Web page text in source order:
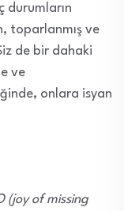
durumların
toparlanmış ve
de bir dahaki
ve
onlara isyan
(joy of missing